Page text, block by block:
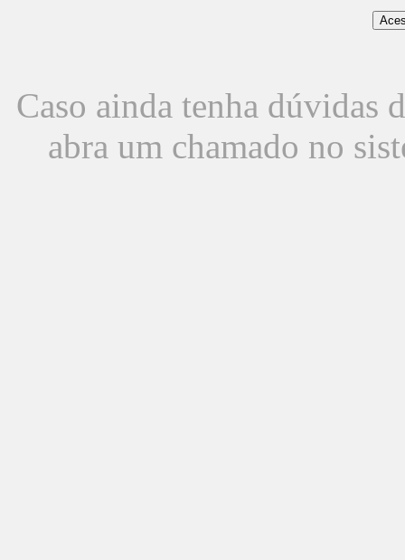
Caso ainda tenha dúvidas
abra um chamado no